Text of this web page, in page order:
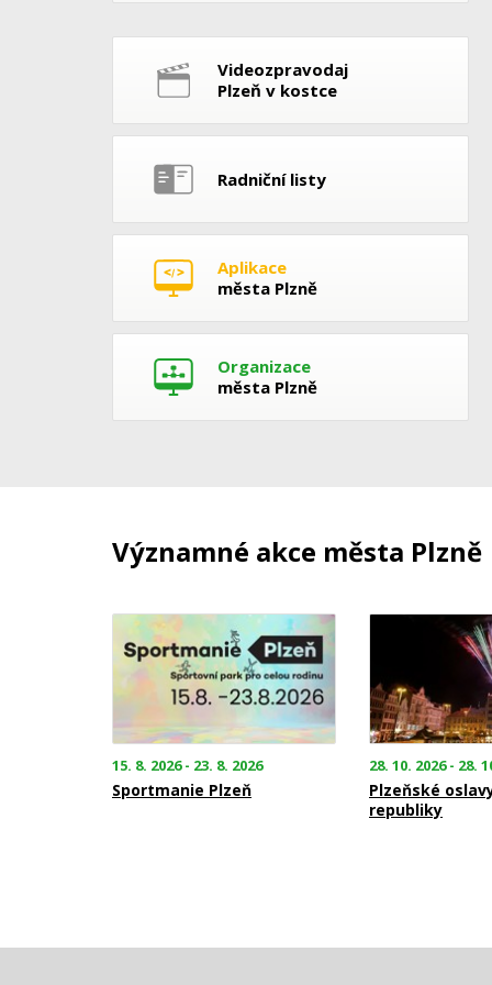
Videozpravodaj
Plzeň v kostce
Radniční listy
Aplikace
města Plzně
Organizace
města Plzně
Významné akce města Plzně
15. 8. 2026 - 23. 8. 2026
Sportmanie Plzeň
28. 10. 2026 - 28.
Plzeňské
republiky